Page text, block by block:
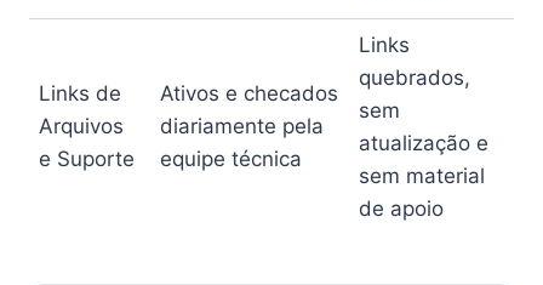
Links de
Arquivos
e Suporte
Ativos e checados
diariamente pela
equipe técnica
Links
quebrados,
sem
atualização e
sem material
de apoio